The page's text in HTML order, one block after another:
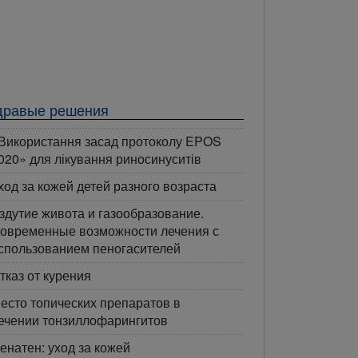
решения
засад протоколу EPOS
для лікування риносинуситів
за кожей детей разного возраста
живота и газообразование.
возможности лечения с
пеногасителей
от курения
топических препаратов в
тонзиллофарингитов
уход за кожей